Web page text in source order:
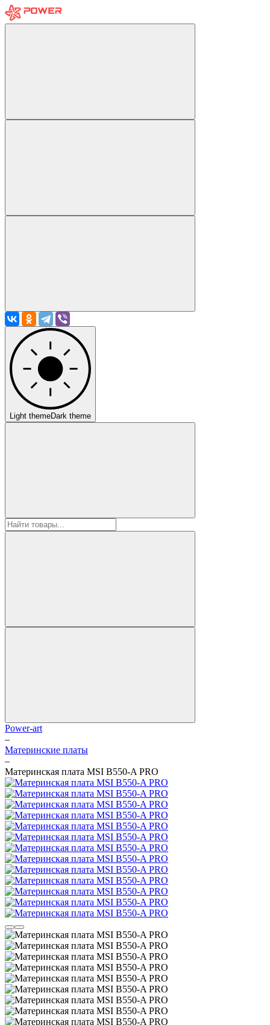
Light themeDark theme
Power-art
–
Материнские платы
–
Материнская плата MSI B550-A PRO